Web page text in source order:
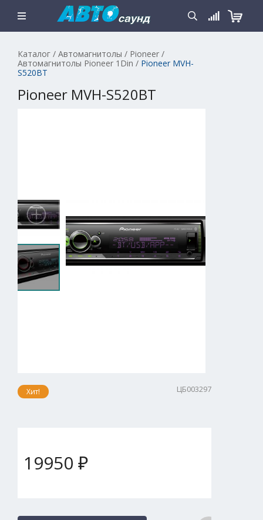
Каталог / Автомагнитолы / Pioneer /
Автомагнитолы Pioneer 1Din / Pioneer MVH-
S520BT
Pioneer MVH-S520BT
Хит! ЦБ003297
19950 ₽